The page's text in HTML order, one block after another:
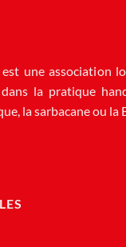
une association
la pratique
la sarbacane ou la